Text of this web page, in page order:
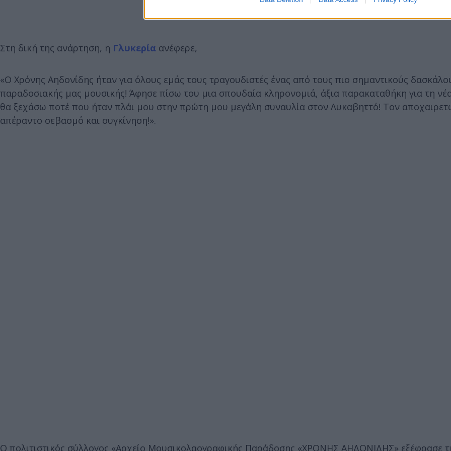
Στη δική της ανάρτηση, η Γλυκερία ανέφερε,
«Ο Χρόνης Αηδονίδης ήταν για όλους εμάς τους τραγουδιστές ένας από τους πιο σημαντικούς
παραδοσιακής μας μουσικής! Άφησε πίσω του μια σπουδαία κληρονομιά, άξια παρακαταθήκη για τη
θα ξεχάσω ποτέ που ήταν πλάι μου στην πρώτη μου μεγάλη συναυλία στον Λυκαβηττό! Τον
απέραντο σεβασμό και συγκίνηση!».
Ο πολιτιστικός σύλλογος «Αρχείο Μουσικολαογραφικής Παράδοσης «ΧΡΟΝΗΣ ΑΗΔΟΝΙΔΗΣ» εξέφρασε